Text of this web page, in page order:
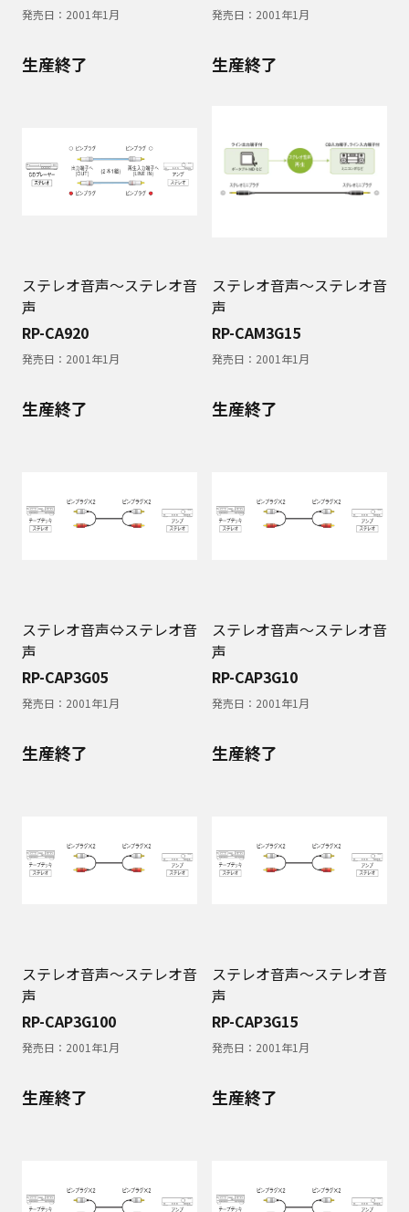
発売日： 2001年1月 発売日： 2001年1月
生産終了
ステレオ音声～ステレオ音
声
RP-CA920
発売日： 2001年1月
生産終了
ステレオ音声～ステレオ音
声
RP-CAM3G15
発売日： 2001年1月
生産終了
ステレオ音声⇔ステレオ音
声
RP-CAP3G05
発売日： 2001年1月
生産終了
ステレオ音声～ステレオ音
声
RP-CAP3G10
発売日： 2001年1月
生産終了
ステレオ音声～ステレオ音
声
RP-CAP3G100
発売日： 2001年1月
生産終了
ステレオ音声～ステレオ音
声
RP-CAP3G15
発売日： 2001年1月
生産終了 生産終了